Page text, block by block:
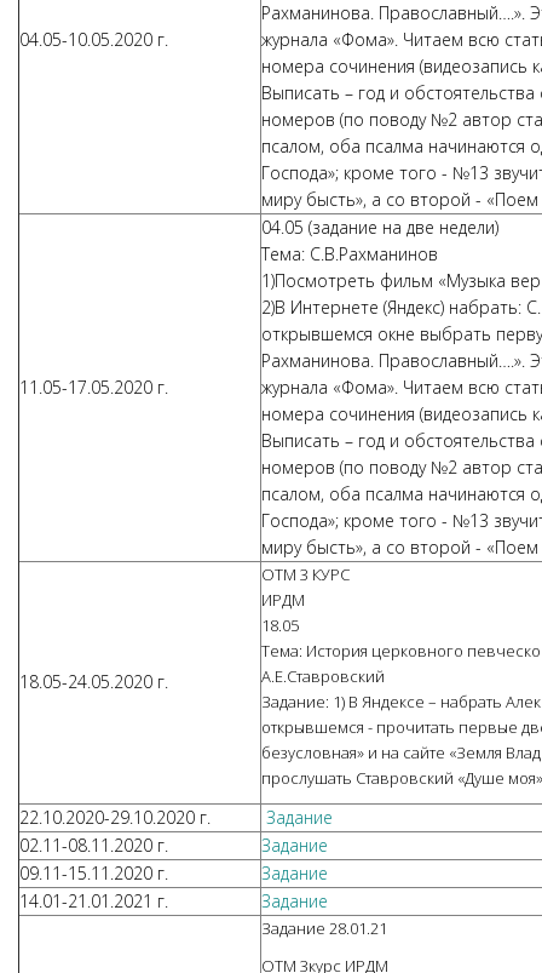
04.05-10.05.2020 г.
Рахманинова. Православный….».
журнала «Фома». Читаем всю
номера сочинения (видеозапись
Выписать – год и
номеров (по поводу №2 автор
псалом, оба псалма начинаются
Господа»; кроме того - №13
миру бысть», а со второй -
11.05-17.05.2020 г.
04.05 (задание на две недели)
Тема: С.В.Рахманинов
1)Посмотреть фильм «Музыка
2)В Интернете (Яндекс) набрать:
открывшемся окне выбрать
Рахманинова. Православный….».
журнала «Фома». Читаем всю
номера сочинения (видеозапись
Выписать – год и
номеров (по поводу №2 автор
псалом, оба псалма начинаются
Господа»; кроме того - №13
миру бысть», а со второй -
18.05-24.05.2020 г.
ОТМ 3 КУРС
ИРДМ
18.05
Тема: История церковного
А.Е.Ставровский
Задание: 1) В Яндексе – набрать
открывшемся - прочитать первые
безусловная» и на сайте «Земля
прослушать Ставровский «Душе
22.10.2020-29.10.2020 г.
Задание
02.11-08.11.2020 г.
Задание
09.11-15.11.2020 г.
Задание
14.01-21.01.2021 г.
Задание
Задание 28.01.21
ОТМ 3курс ИРДМ